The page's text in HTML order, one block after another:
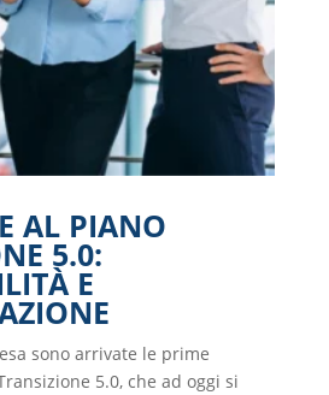
AL PIANO
5.0:
E
sono arrivate le prime
5.0, che ad oggi si